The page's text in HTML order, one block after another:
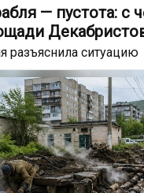
— пустота: с
разъяснила ситуацию